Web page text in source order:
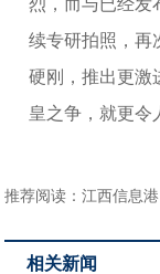
烈，而与已经发
续专研拍照，再
硬刚，推出更激
皇之争，就更令
推荐阅读：江西信息港
相关新闻